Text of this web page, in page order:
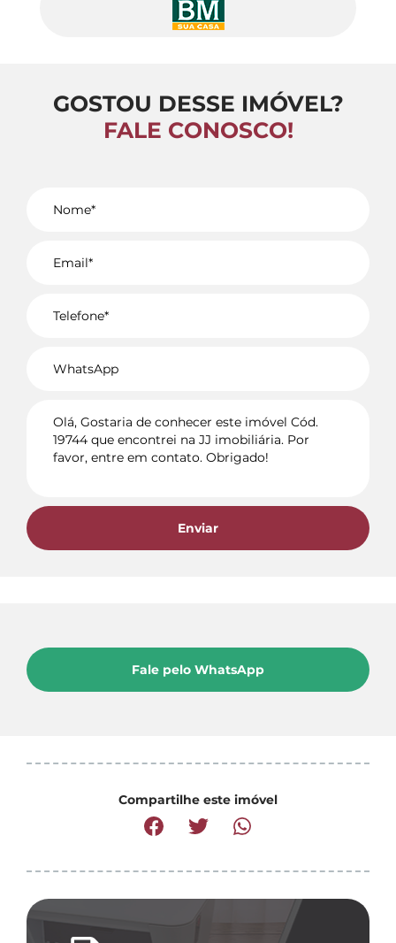
GOSTOU DESSE IMÓVEL?
FALE CONOSCO!
Enviar
Fale pelo WhatsApp
Compartilhe este imóvel